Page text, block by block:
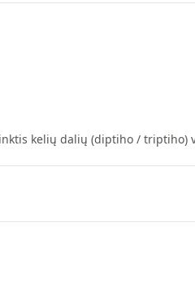
kelių dalių (diptiho / triptiho)